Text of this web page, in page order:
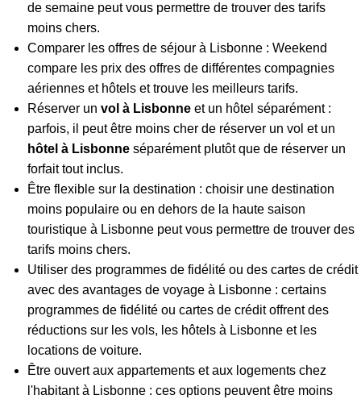
de semaine peut vous permettre de trouver des tarifs
moins chers.
Comparer les offres de séjour à Lisbonne : Weekend
compare les prix des offres de différentes compagnies
aériennes et hôtels et trouve les meilleurs tarifs.
Réserver un vol à Lisbonne et un hôtel séparément :
parfois, il peut être moins cher de réserver un vol et un
hôtel à Lisbonne séparément plutôt que de réserver un
forfait tout inclus.
Être flexible sur la destination : choisir une destination
moins populaire ou en dehors de la haute saison
touristique à Lisbonne peut vous permettre de trouver des
tarifs moins chers.
Utiliser des programmes de fidélité ou des cartes de crédit
avec des avantages de voyage à Lisbonne : certains
programmes de fidélité ou cartes de crédit offrent des
réductions sur les vols, les hôtels à Lisbonne et les
locations de voiture.
Être ouvert aux appartements et aux logements chez
l'habitant à Lisbonne : ces options peuvent être moins